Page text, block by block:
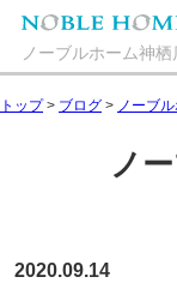
ノーブルホーム神栖
トップ> ブログ > ノーブ
ノ
2020.09.14